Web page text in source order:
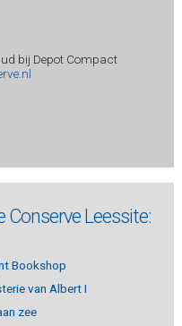
bij Depot Compact
Conserve Leessite:
Bookshop
van Albert I
zee